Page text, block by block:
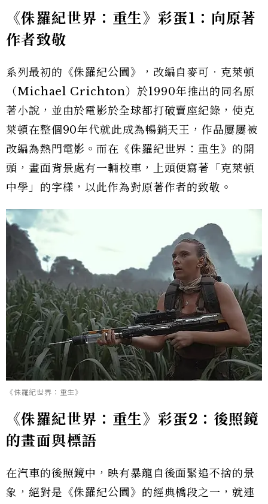
《侏羅紀世界：重生》彩蛋1：向原著
作者致敬
系列最初的《侏羅紀公園》，改編自麥可．克萊頓
（Michael Crichton）於1990年推出的同名原
著小說，並由於電影於全球都打破賣座紀錄，使克
萊頓在整個90年代就此成為暢銷天王，作品屢屢被
改編為熱門電影。而在《侏羅紀世界：重生》的開
頭，畫面背景處有一輛校車，上頭便寫著「克萊頓
中學」的字樣，以此作為對原著作者的致敬。
《侏羅紀世界：重生》
《侏羅紀世界：重生》彩蛋2：後照鏡
的畫面與標語
在汽車的後照鏡中，映有暴龍自後面緊追不捨的景
象，絕對是《侏羅紀公園》的經典橋段之一，就連